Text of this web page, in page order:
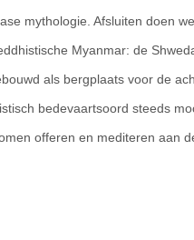
mythologie. Afsluiten doen
Myanmar: de
als bergplaats voor de
bedevaartsoord steeds
offeren en mediteren aan